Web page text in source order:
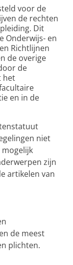
voor de
de rechten
Dit
Onderwijs- en
Richtlijnen
de overige
de
het
en in de
niet
zijn
artikelen van
de meest
plichten.